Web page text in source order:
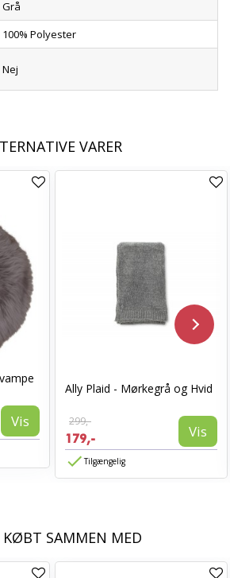
Grå
100% Polyester
Nej
VARER
Vis
Ally Plaid - Mørkegrå og Hvid
299,-
179,- Vis
Tilgængelig
KØBT SAMMEN MED